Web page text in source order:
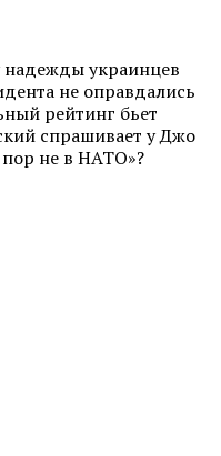
надежды украинцев
не оправдались
рейтинг бьет
спрашивает у Джо
не в НАТО»?